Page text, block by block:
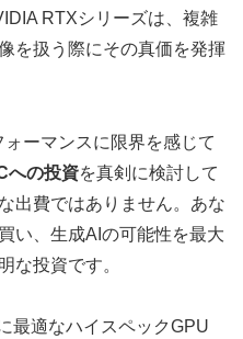
RTXシリーズは、複雑
を扱う際にその真価を発揮
ーマンスに限界を感じて
への投資を真剣に検討して
出費ではありません。あな
い、生成AIの可能性を最大
な投資です。
最適なハイスペックGPU